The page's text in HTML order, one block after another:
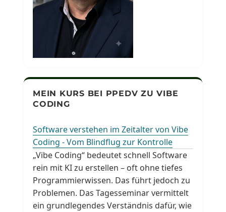
MEIN KURS BEI PPEDV ZU VIBE
CODING
Software verstehen im Zeitalter von Vibe
Coding - Vom Blindflug zur Kontrolle
„Vibe Coding“ bedeutet schnell Software
rein mit KI zu erstellen – oft ohne tiefes
Programmierwissen. Das führt jedoch zu
Problemen. Das Tagesseminar vermittelt
ein grundlegendes Verständnis dafür, wie